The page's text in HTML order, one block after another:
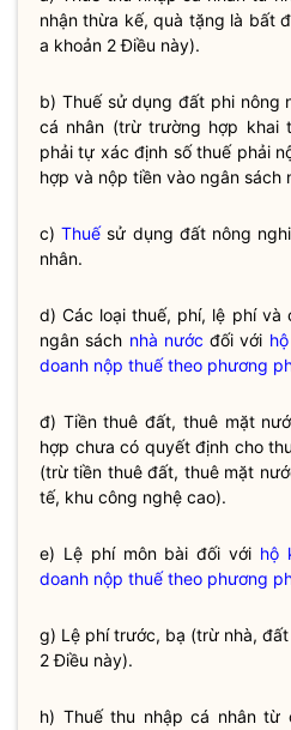
nhận thừa kế, quà tặng là bất
a khoản 2 Điều này).
b) Thuếsử dụng đất phi nông
cá nhân (trừ trường hợp khai
phải tự xác định sốthuếphải
hợp và nộp tiền vào ngân sách
c)Thuếsử dụng đất nông
nhân.
d) Các loại thuế, phí, lệ phí và
ngân sách nhà nước đối với
doanh nộp thuế theo phương
đ) Tiền thuê đất, thuê mặt
hợp chưa có quyết định cho
(trừ tiền thuê đất, thuê mặt
tế, khu công nghệ cao).
e) Lệ phí môn bài đối với hộ
doanh nộp thuế theo phương
g) Lệ phí trước, bạ (trừ nhà,
2 Điều này).
h) Thuế thu nhập cá nhân từ